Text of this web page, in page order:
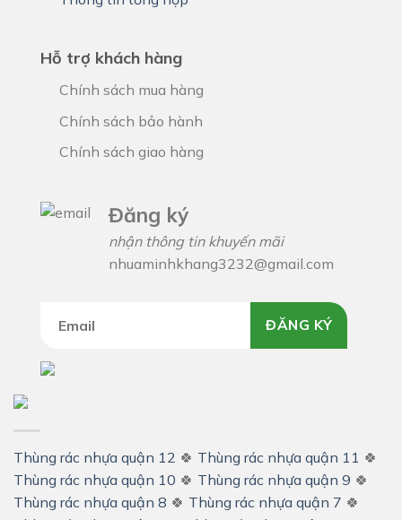
Hỗ trợ khách hàng
Chính sách mua hàng
Chính sách bảo hành
Chính sách giao hàng
Đăng ký
nhận thông tin khuyến mãi
nhuaminhkhang3232@gmail.com
ĐĂNG KÝ
Thùng rác nhựa quận 12 🍀 Thùng rác nhựa quận 11 🍀
Thùng rác nhựa quận 10 🍀 Thùng rác nhựa quận 9 🍀
Thùng rác nhựa quận 8 🍀 Thùng rác nhựa quận 7 🍀